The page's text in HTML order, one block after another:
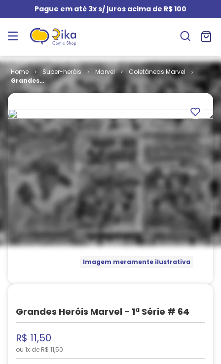
Pague em até 3x s/ juros acima de R$ 100
Super-heróis Marvel
Coletâneas Marvel
Grandes
Heróis Marvel
Imagem meramente ilustrativa
Grandes Heróis Marvel - 1ª Série # 64
R$ 11,50
ou 1x de R$ 11,50